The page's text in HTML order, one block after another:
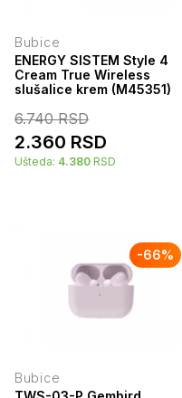
Bubice
ENERGY SISTEM Style 4
Cream True Wireless
slušalice krem (M45351)
6.740RSD
2.360 RSD
Ušteda: 4.380 RSD
-66%
Bubice